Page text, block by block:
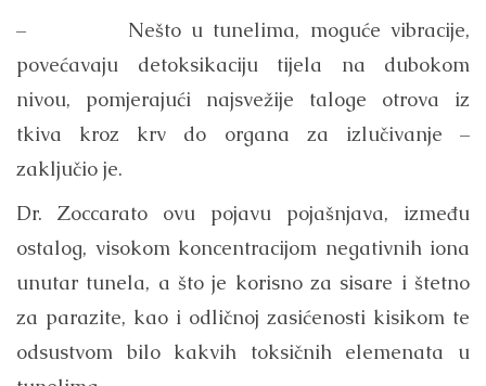
– Nešto u tunelima, moguće vibracije,
povećavaju detoksikaciju tijela na dubokom
nivou, pomjerajući najsvežije taloge otrova iz
tkiva kroz krv do organa za izlučivanje –
zaključio je.
Dr. Zoccarato ovu pojavu pojašnjava, između
ostalog, visokom koncentracijom negativnih iona
unutar tunela, a što je korisno za sisare i štetno
za parazite, kao i odličnoj zasićenosti kisikom te
odsustvom bilo kakvih toksičnih elemenata u